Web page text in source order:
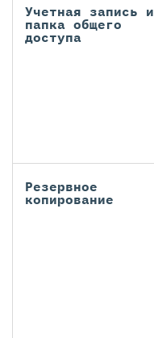
Учетная запись и
папка общего
доступа
Резервное
копирование